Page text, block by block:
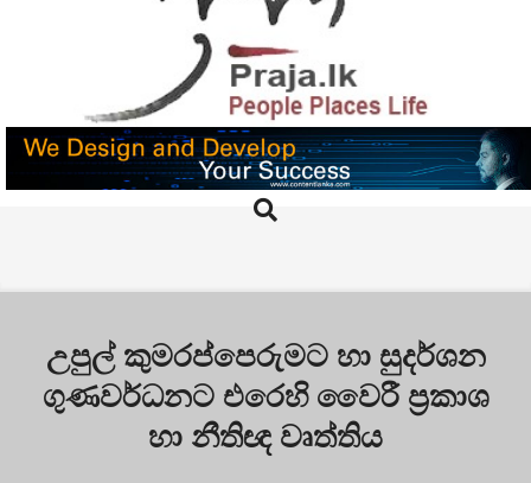
PRAJA.LK
Search
උපුල් කුමරප්පෙරුමට හා සුදර්ශන
ගුණවර්ධනට එරෙහි වෛරී ප්‍රකාශ
හා නීතිඥ වෘත්තිය